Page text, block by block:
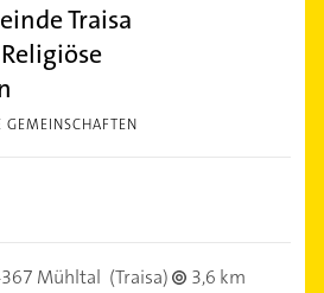
Traisa
GEMEINSCHAFTEN
Mühltal (Traisa)
3,6 km